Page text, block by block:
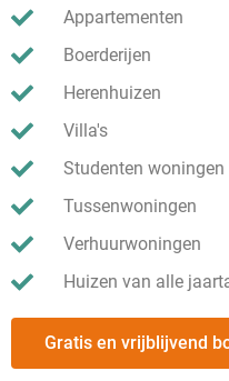
Appartementen
Boerderijen
Herenhuizen
Villa's
Studenten woningen
Tussenwoningen
Verhuurwoningen
Huizen van alle
Gratis en vrijblijvend